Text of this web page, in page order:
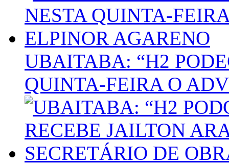
UBAITABA: “H2
QUINTA-FEIRA O